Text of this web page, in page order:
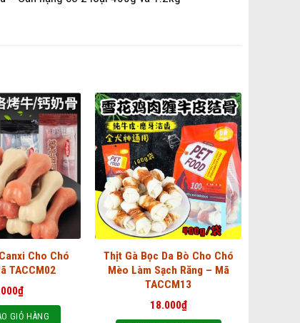
Cho Chó
TACCM02
₫
GIỎ HÀNG
Thịt Gà Bọc Da Bò Cho Chó
Mèo Làm Sạch Răng – Mã
TACCM13
18.000₫